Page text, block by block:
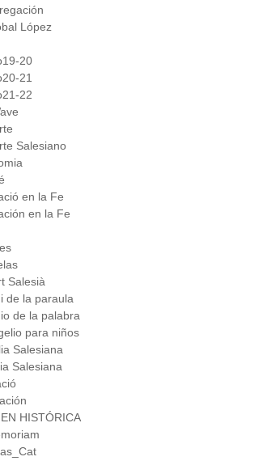
López
20
21
22
Salesiano
en la Fe
en la Fe
Salesià
de la paraula
de la palabra
para niños
Salesiana
Salesiana
HISTÓRICA